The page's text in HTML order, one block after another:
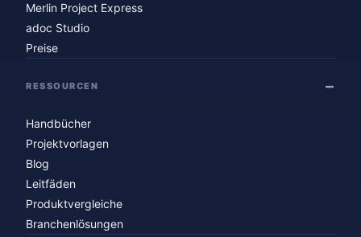
Merlin Project Express
adoc Studio
Preise
RESSOURCEN
Handbücher
Projektvorlagen
Blog
Leitfäden
Produktvergleiche
Branchenlösungen